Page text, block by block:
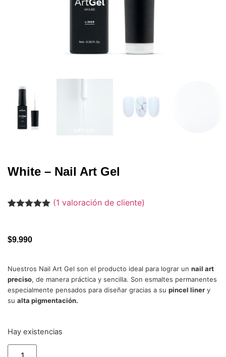
White – Nail Art Gel
avaloración
(1 valoración de cliente)
$9.990
Nuestros Nail Art Gel son el producto ideal para lograr un nail art
preciso, de manera práctica y sencilla. Son esmaltes permanentes
especialmente pensados para diseñar gracias a su pincel liner y
su alta pigmentación.
Hay existencias